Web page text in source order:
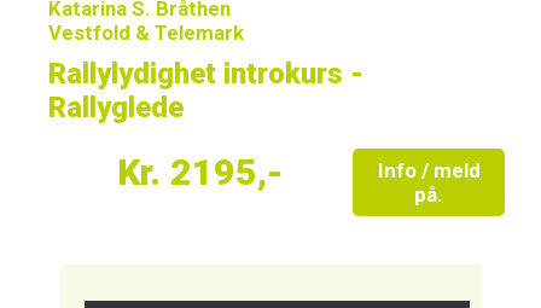
Katarina S. Bråthen
Vestfold & Telemark
Rallylydighet introkurs -
Rallyglede
Kr. 2195,-
Info / meld
på.